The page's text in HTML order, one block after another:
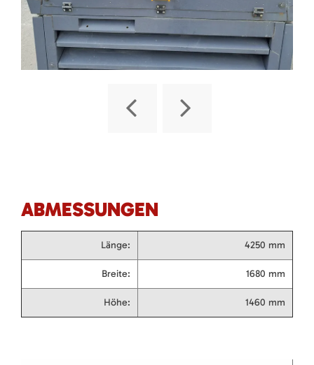
ABMESSUNGEN
Länge: 4250 mm
Breite: 1680 mm
Höhe: 1460 mm